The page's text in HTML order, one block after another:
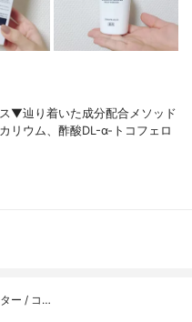
▼辿り着いた成分配合メソッド
リウム、酢酸DL-α-トコフェロ
ー / コ…